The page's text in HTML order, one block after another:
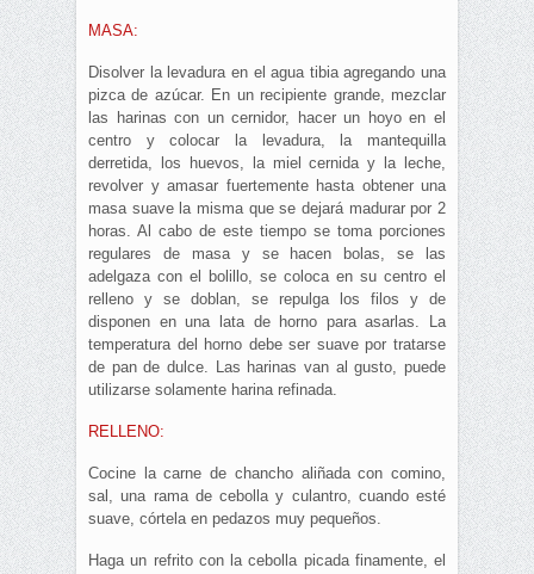
MASA:
Disolver la levadura en el agua tibia agregando una
pizca de azúcar. En un recipiente grande, mezclar
las harinas con un cernidor, hacer un hoyo en el
centro y colocar la levadura, la mantequilla
derretida, los huevos, la miel cernida y la leche,
revolver y amasar fuertemente hasta obtener una
masa suave la misma que se dejará madurar por 2
horas. Al cabo de este tiempo se toma porciones
regulares de masa y se hacen bolas, se las
adelgaza con el bolillo, se coloca en su centro el
relleno y se doblan, se repulga los filos y de
disponen en una lata de horno para asarlas. La
temperatura del horno debe ser suave por tratarse
de pan de dulce. Las harinas van al gusto, puede
utilizarse solamente harina refinada.
RELLENO:
Cocine la carne de chancho aliñada con comino,
sal, una rama de cebolla y culantro, cuando esté
suave, córtela en pedazos muy pequeños.
Haga un refrito con la cebolla picada finamente, el